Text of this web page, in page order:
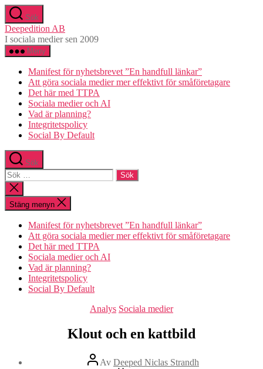
Hoppa
till
innehåll
Sök
Deepedition AB
I sociala medier sen 2009
Meny
Manifest för nyhetsbrevet ”En handfull länkar”
Att göra sociala medier mer effektivt för småföretagare
Det här med TTPA
Sociala medier och AI
Vad är planning?
Integritetspolicy
Social By Default
Sök
Sök
efter:
Stäng
sökningen
Stäng menyn
Manifest för nyhetsbrevet ”En handfull länkar”
Att göra sociala medier mer effektivt för småföretagare
Det här med TTPA
Sociala medier och AI
Vad är planning?
Integritetspolicy
Social By Default
Kategorier
Analys Sociala medier
Klout och en kattbild
Inläggsförfattare
Av Deeped Niclas Strandh